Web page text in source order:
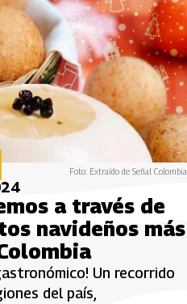
Foto: Extraído de Señal Colombia
a través de
navideños más
Un recorrido
del país,